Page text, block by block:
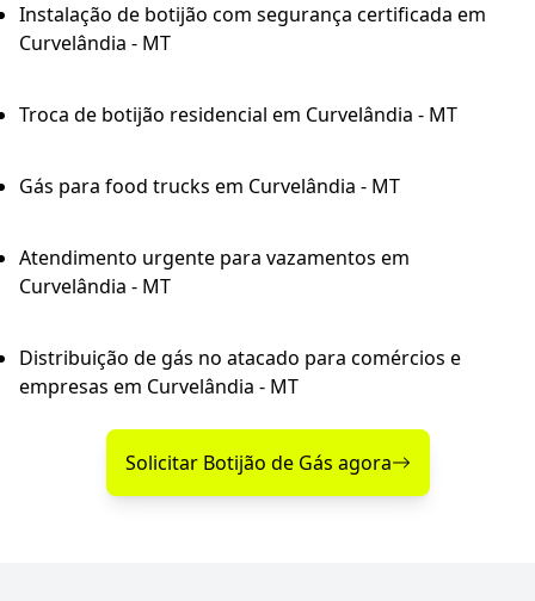
Instalação de botijão com segurança certificada em
Curvelândia - MT
Troca de botijão residencial em Curvelândia - MT
Gás para food trucks em Curvelândia - MT
Atendimento urgente para vazamentos em
Curvelândia - MT
Distribuição de gás no atacado para comércios e
empresas em Curvelândia - MT
Solicitar Botijão de Gás agora